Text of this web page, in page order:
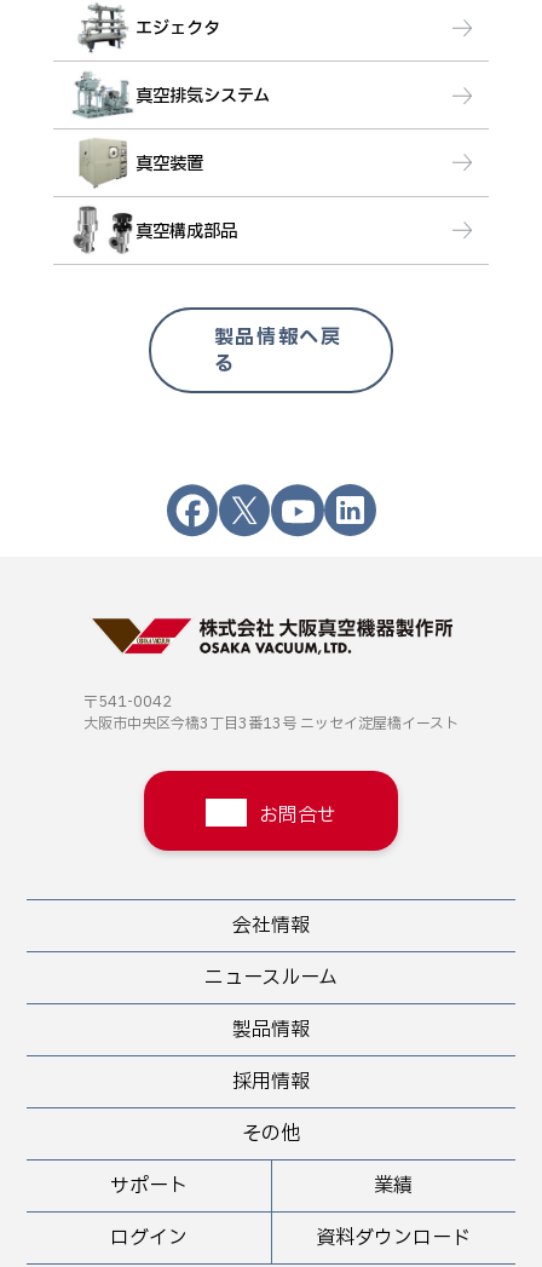
エジェクタ
真空排気システム
真空装置
真空構成部品
製品情報へ戻
る
〒541-0042
大阪市中央区今橋3丁目3番13号 ニッセイ淀屋橋イースト
お問合せ
会社情報
ニュースルーム
製品情報
サポート 業績
採用情報
ログイン 資料ダウンロード
その他